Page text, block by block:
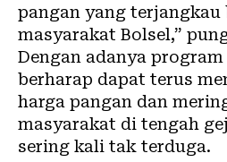
pangan yang terjangkau
masyarakat Bolsel,”
Dengan adanya
berharap dapat terus
harga pangan dan
masyarakat di tengah
sering kali tak terduga.